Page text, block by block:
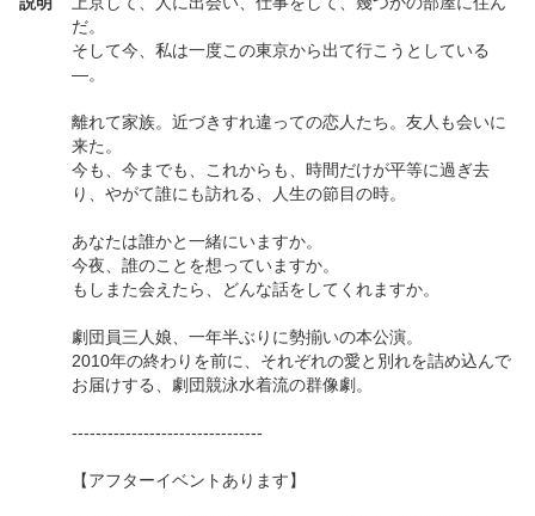
だ。
そして今、私は一度この東京から出て行こうとしている
―。
離れて家族。近づきすれ違っての恋人たち。友人も会いに
来た。
今も、今までも、これからも、時間だけが平等に過ぎ去
り、やがて誰にも訪れる、人生の節目の時。
あなたは誰かと一緒にいますか。
今夜、誰のことを想っていますか。
もしまた会えたら、どんな話をしてくれますか。
劇団員三人娘、一年半ぶりに勢揃いの本公演。
2010年の終わりを前に、それぞれの愛と別れを詰め込んで
お届けする、劇団競泳水着流の群像劇。
--------------------------------
【アフターイベントあります】